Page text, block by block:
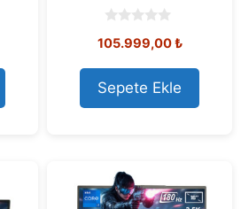
o
t
o
f
5
105.999,00₺
Sepete Ekle